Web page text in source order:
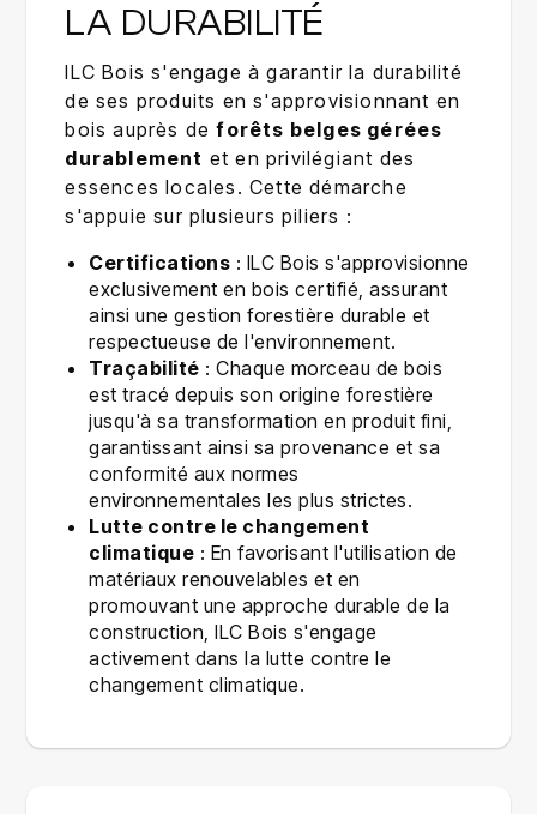
LA DURABILITÉ
ILC Bois s'engage à garantir la durabilité
de ses produits en s'approvisionnant en
bois auprès deforêts belges gérées
durablement et en privilégiant des
essences locales. Cette démarche
s'appuie sur plusieurs piliers :
Certifications : ILC Bois s'approvisionne
exclusivement en bois certifié, assurant
ainsi une gestion forestière durable et
respectueuse de l'environnement.
Traçabilité : Chaque morceau de bois
est tracé depuis son origine forestière
jusqu'à sa transformation en produit fini,
garantissant ainsi sa provenance et sa
conformité aux normes
environnementales les plus strictes.
Lutte contre le changement
climatique : En favorisant l'utilisation de
matériaux renouvelables et en
promouvant une approche durable de la
construction, ILC Bois s'engage
activement dans la lutte contre le
changement climatique.